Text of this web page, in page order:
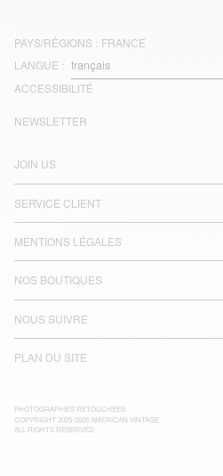
PAYS/RÉGIONS : FRANCE
LANGUE :
ACCESSIBILITÉ
JOIN US
SERVICE CLIENT
MENTIONS LÉGALES
NOS BOUTIQUES
NOUS SUIVRE
PLAN DU SITE
NEWSLETTER
PHOTOGRAPHIES RETOUCHÉES
COPYRIGHT 2025-2026 AMERICAN VINTAGE
ALL RIGHTS RESERVED